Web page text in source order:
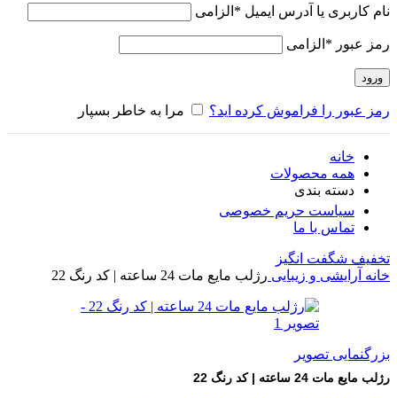
نام کاربری یا آدرس ایمیل * الزامی
رمز عبور * الزامی
ورود
رمز عبور را فراموش کرده اید؟ مرا به خاطر بسپار
خانه
همه محصولات
دسته بندی
سیاست حریم خصوصی
تماس با ما
تخفیف شگفت انگیز
خانه آرایشی و زیبایی رژلب مایع مات 24 ساعته | کد رنگ 22
بزرگنمایی تصویر
رژلب مایع مات 24 ساعته | کد رنگ 22